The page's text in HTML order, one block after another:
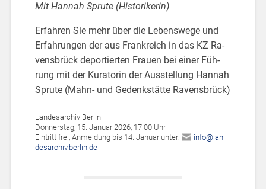
Mit Han­nah Sp­ru­te (His­to­ri­ke­rin)
Er­fah­ren Sie mehr über die Le­bens­we­ge und
Er­fah­run­gen der aus Frank­reich in das KZ Ra­
vens­brück de­por­tier­ten Frau­en bei einer Füh­
rung mit der Ku­ra­to­rin der Aus­stel­lung Han­nah
Sp­ru­te (Mahn- und Ge­denk­stät­te Ra­vens­brück)
Lan­des­ar­chiv Ber­lin
Don­ners­tag, 15. Ja­nu­ar 2026, 17.00 Uhr
Ein­tritt frei, An­mel­dung bis 14. Ja­nu­ar unter:
info@​lan​
desa​rchi​v.​berlin.​de